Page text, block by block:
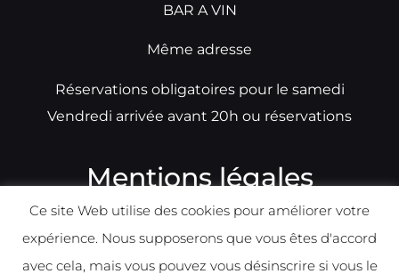
BAR A VIN
Même adresse
Réservations obligatoires pour le samedi
Vendredi arrivée avant 20h ou réservations
Mentions légales
Ce site Web utilise des cookies pour améliorer votre
expérience. Nous supposerons que vous êtes d'accord
avec cela, mais vous pouvez vous désinscrire si vous le